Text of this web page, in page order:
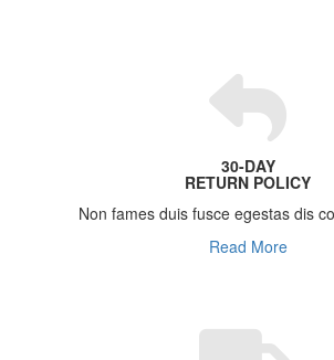
30-DAY
RETURN POLICY
Non fames duis fusce egestas dis
Read More